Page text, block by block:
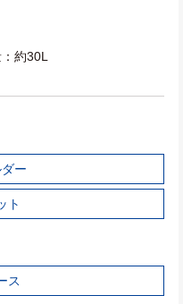
約30L
ー
ト
ス